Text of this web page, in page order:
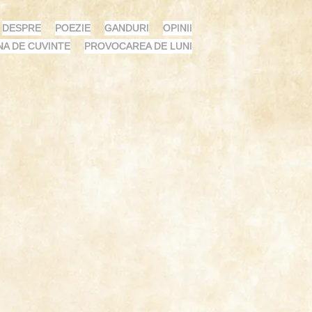
DESPRE POEZIE GANDURI
OPINII
DE CUVINTE
PROVOCAREA DE LUNI